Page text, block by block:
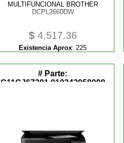
MULTIFUNCIONAL BROTHER
DCPL2660DW
$4,517.36
Existencia Aprox: 225
# Parte:
C11CJ67301,010343958098